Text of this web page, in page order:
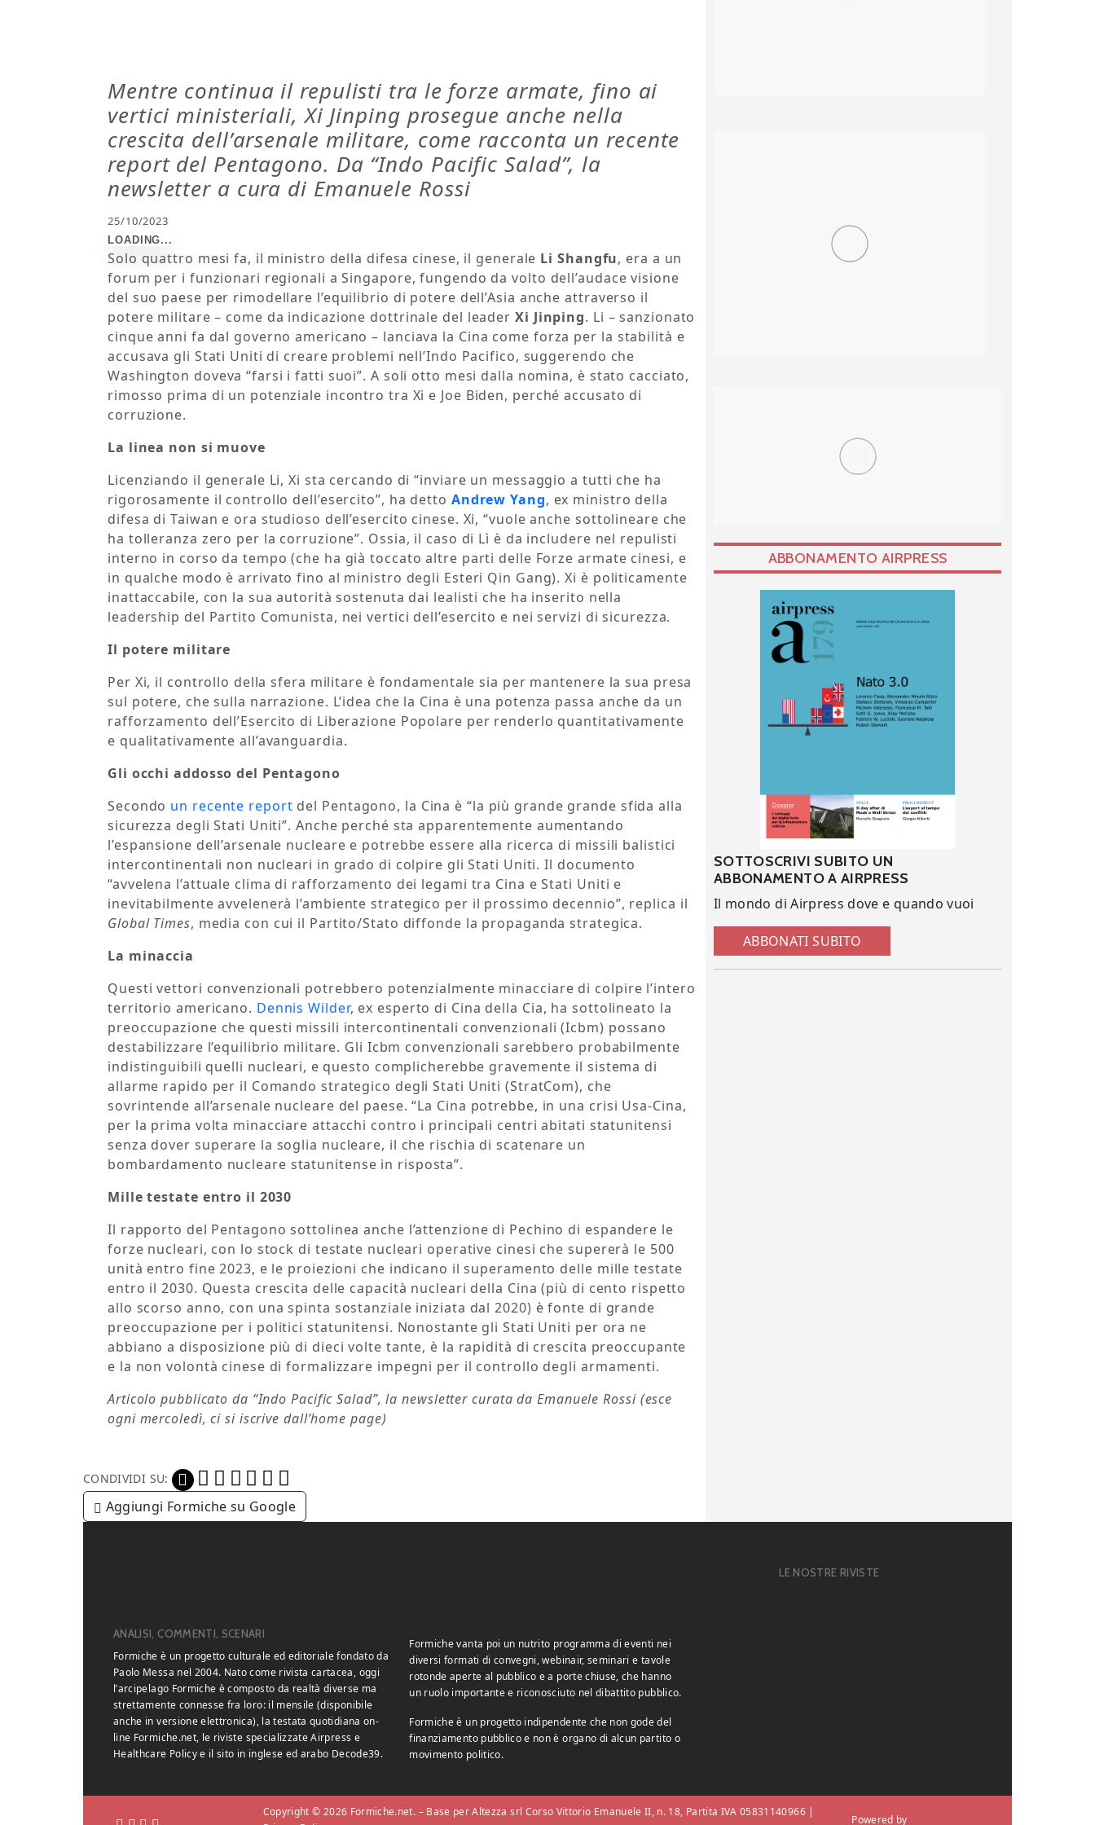
Mentre continua il repulisti tra le forze armate, fino ai
vertici ministeriali, Xi Jinping prosegue anche nella
crescita dell’arsenale militare, come racconta un recente
report del Pentagono. Da “Indo Pacific Salad”, la
newsletter a cura di Emanuele Rossi
25/10/2023
Solo quattro mesi fa, il ministro della difesa cinese, il generale Li Shangfu, era a un
forum per i funzionari regionali a Singapore, fungendo da volto dell’audace visione
del suo paese per rimodellare l’equilibrio di potere dell’Asia anche attraverso il
potere militare – come da indicazione dottrinale del leader Xi Jinping. Li – sanzionato
cinque anni fa dal governo americano – lanciava la Cina come forza per la stabilità e
accusava gli Stati Uniti di creare problemi nell’Indo Pacifico, suggerendo che
Washington doveva “farsi i fatti suoi”. A soli otto mesi dalla nomina, è stato cacciato,
rimosso prima di un potenziale incontro tra Xi e Joe Biden, perché accusato di
corruzione.
La linea non si muove
Licenziando il generale Li, Xi sta cercando di “inviare un messaggio a tutti che ha
rigorosamente il controllo dell’esercito”, ha detto Andrew Yang, ex ministro della
difesa di Taiwan e ora studioso dell’esercito cinese. Xi, “vuole anche sottolineare che
ha tolleranza zero per la corruzione”. Ossia, il caso di Lì è da includere nel repulisti
interno in corso da tempo (che ha già toccato altre parti delle Forze armate cinesi, e
in qualche modo è arrivato fino al ministro degli Esteri Qin Gang). Xi è politicamente
inattaccabile, con la sua autorità sostenuta dai lealisti che ha inserito nella
leadership del Partito Comunista, nei vertici dell’esercito e nei servizi di sicurezza.
Il potere militare
Per Xi, il controllo della sfera militare è fondamentale sia per mantenere la sua presa
sul potere, che sulla narrazione. L’idea che la Cina è una potenza passa anche da un
rafforzamento dell’Esercito di Liberazione Popolare per renderlo quantitativamente
e qualitativamente all’avanguardia.
Gli occhi addosso del Pentagono
Secondo un recente report del Pentagono, la Cina è “la più grande grande sfida alla
sicurezza degli Stati Uniti”. Anche perché sta apparentemente aumentando
l’espansione dell’arsenale nucleare e potrebbe essere alla ricerca di missili balistici
intercontinentali non nucleari in grado di colpire gli Stati Uniti. Il documento
“avvelena l’attuale clima di rafforzamento dei legami tra Cina e Stati Uniti e
inevitabilmente avvelenerà l’ambiente strategico per il prossimo decennio”, replica il
Global Times, media con cui il Partito/Stato diffonde la propaganda strategica.
La minaccia
Questi vettori convenzionali potrebbero potenzialmente minacciare di colpire l’intero
territorio americano. Dennis Wilder, ex esperto di Cina della Cia, ha sottolineato la
preoccupazione che questi missili intercontinentali convenzionali (Icbm) possano
destabilizzare l’equilibrio militare. Gli Icbm convenzionali sarebbero probabilmente
indistinguibili quelli nucleari, e questo complicherebbe gravemente il sistema di
allarme rapido per il Comando strategico degli Stati Uniti (StratCom), che
sovrintende all’arsenale nucleare del paese. “La Cina potrebbe, in una crisi Usa-Cina,
per la prima volta minacciare attacchi contro i principali centri abitati statunitensi
senza dover superare la soglia nucleare, il che rischia di scatenare un
bombardamento nucleare statunitense in risposta”.
Mille testate entro il 2030
Il rapporto del Pentagono sottolinea anche l’attenzione di Pechino di espandere le
forze nucleari, con lo stock di testate nucleari operative cinesi che supererà le 500
unità entro fine 2023, e le proiezioni che indicano il superamento delle mille testate
entro il 2030. Questa crescita delle capacità nucleari della Cina (più di cento rispetto
allo scorso anno, con una spinta sostanziale iniziata dal 2020) è fonte di grande
preoccupazione per i politici statunitensi. Nonostante gli Stati Uniti per ora ne
abbiano a disposizione più di dieci volte tante, è la rapidità di crescita preoccupante
e la non volontà cinese di formalizzare impegni per il controllo degli armamenti.
Articolo pubblicato da “Indo Pacific Salad”, la newsletter curata da Emanuele Rossi (esce
ogni mercoledì, ci si iscrive dall’home page)
CONDIVIDI SU:
Aggiungi Formiche su Google
ABBONAMENTO AIRPRESS
SOTTOSCRIVI SUBITO UN
ABBONAMENTO A AIRPRESS
Il mondo di Airpress dove e quando vuoi
ABBONATI SUBITO
ANALISI, COMMENTI, SCENARI
Formiche è un progetto culturale ed editoriale fondato da
Paolo Messa nel 2004. Nato come rivista cartacea, oggi
l’arcipelago Formiche è composto da realtà diverse ma
strettamente connesse fra loro: il mensile (disponibile
anche in versione elettronica), la testata quotidiana on-
line Formiche.net, le riviste specializzate Airpress e
Healthcare Policy e il sito in inglese ed arabo Decode39.
Formiche vanta poi un nutrito programma di eventi nei
diversi formati di convegni, webinair, seminari e tavole
rotonde aperte al pubblico e a porte chiuse, che hanno
un ruolo importante e riconosciuto nel dibattito pubblico.
Formiche è un progetto indipendente che non gode del
finanziamento pubblico e non è organo di alcun partito o
movimento politico.
LE NOSTRE RIVISTE
Copyright © 2026 Formiche.net. – Base per Altezza srl Corso Vittorio Emanuele II, n. 18, Partita IVA 05831140966 |
Powered by